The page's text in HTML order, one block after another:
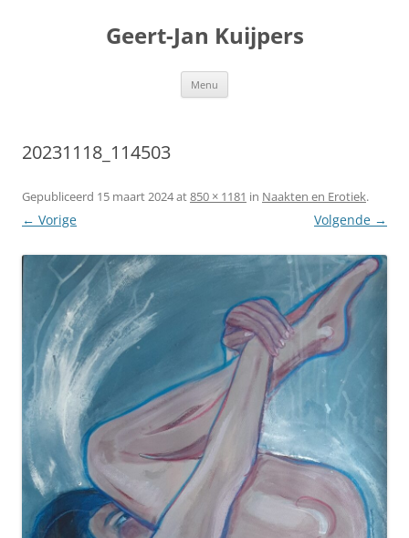
Geert-Jan Kuijpers
Menu
20231118_114503
Gepubliceerd 15 maart 2024at850 × 1181 in Naakten en Erotiek.
← Vorige Volgende →